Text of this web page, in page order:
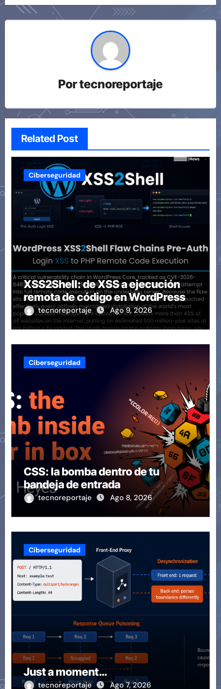
Portecnoreportaje
Related Post
Ciberseguridad
XSS2Shell: de XSS a ejecución
remota de código en WordPress
tecnoreportaje Ago 9, 2026
Ciberseguridad
CSS: la bomba dentro de tu
bandeja de entrada
tecnoreportaje Ago 8, 2026
Ciberseguridad
Just a moment…
tecnoreportaje Ago 7, 2026